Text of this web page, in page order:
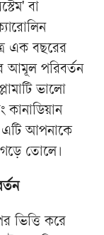
বা
এক বছরের
আমূল পরিবর্তন
ভালো
এটি আপনাকে
গড়ে তোলে।
ভিত্তি করে